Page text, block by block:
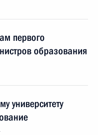
первого
образования
университету